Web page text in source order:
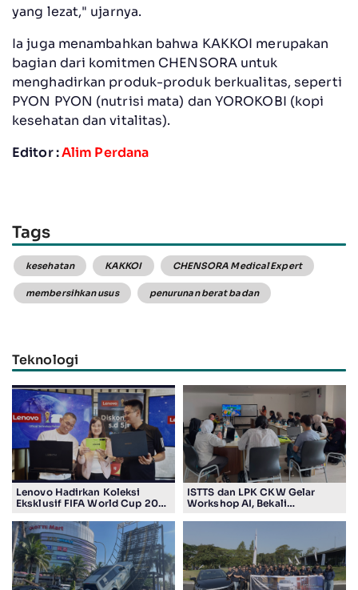
yang lezat," ujarnya.
Ia juga menambahkan bahwa KAKKOI merupakan
bagian dari komitmen CHENSORA untuk
menghadirkan produk-produk berkualitas, seperti
PYON PYON (nutrisi mata) dan YOROKOBI (kopi
kesehatan dan vitalitas).
Editor :Alim Perdana
Tags
kesehatan KAKKOI CHENSORA Medical Expert
membersihkan usus penurunan berat badan
Teknologi
Lenovo Hadirkan Koleksi
Eksklusif FIFA World Cup 2026
Penggemar Teknologi dan
Sepak Bola
ISTTS dan LPK CKW Gelar
Workshop AI, Bekali